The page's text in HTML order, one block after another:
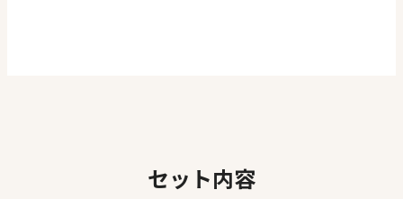
セット内容